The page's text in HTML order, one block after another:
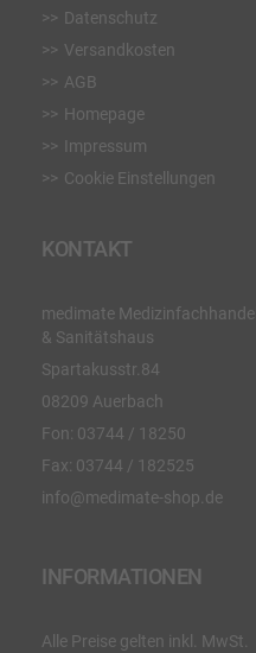
Datenschutz
Versandkosten
AGB
Homepage
Impressum
Cookie Einstellungen
KONTAKT
medimate Medizinfachhandel
& Sanitätshaus
Spartakusstr.84
08209 Auerbach
Fon: 03744 / 18250
Fax: 03744 / 182525
info@medimate-shop.de
INFORMATIONEN
Alle Preise gelten inkl. MwSt.